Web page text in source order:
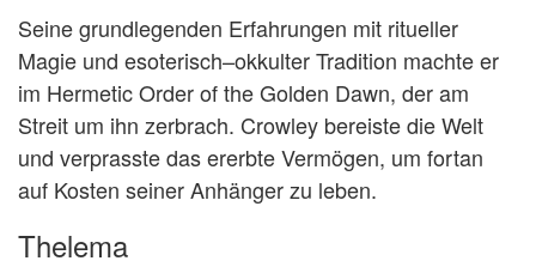
Seine grundlegenden Erfahrungen mit ritueller
Magie und esoterisch–okkulter Tradition machte er
im Hermetic Order of the Golden Dawn, der am
Streit um ihn zerbrach. Crowley bereiste die Welt
und verprasste das ererbte Vermögen, um fortan
auf Kosten seiner Anhänger zu leben.
Thelema